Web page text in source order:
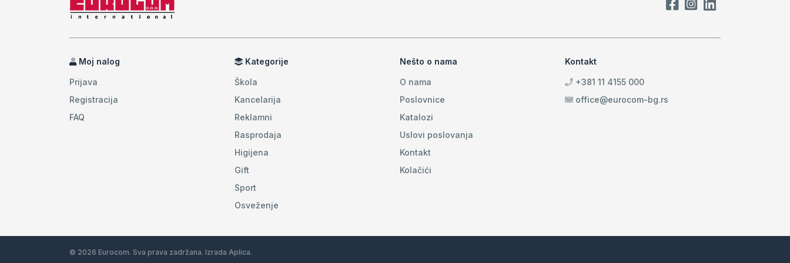
Moj nalog
Prijava
Registracija
FAQ
Kategorije
Škola
Kancelarija
Reklamni
Rasprodaja
Higijena
Gift
Sport
Osveženje
Nešto o nama
O nama
Poslovnice
Katalozi
Uslovi poslovanja
Kontakt
Kolačići
Kontakt
+381 11 4155 000
office@eurocom-bg.rs
© 2026 Eurocom. Sva prava zadržana. Izrada Aplica.